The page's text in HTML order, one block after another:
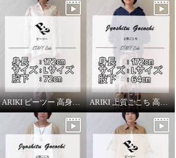
速乾 多
プレス
ピーツー 接触冷感・吸水速乾 多
機能ストレッチ センタープレス
ワイドストレートパンツ
ARIKI ピーツー 高身長スタッフがはいてみました！ ARIKI 上質ごこち 高身長スタッフがはいてみました！